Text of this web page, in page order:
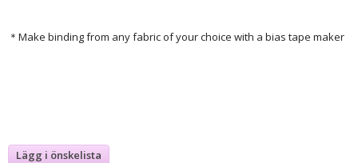
＊Make binding from any fabric of your choice with a bias tape maker
Lägg i önskelista